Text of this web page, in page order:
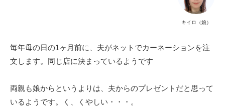
キイロ（娘）
毎年母の日の1ヶ月前に、夫がネットでカーネーションを注
文します。同じ店に決まっているようです
両親も娘からというよりは、夫からのプレゼントだと思って
いるようです。く、くやしい・・・。